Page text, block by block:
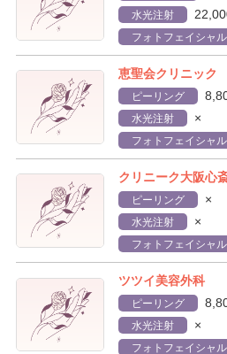
水光注射
フォトフェイシャル
恵聖会クリニック
ピーリング
水光注射 ×
フォトフェイシャル
クリニーク大阪心
ピーリング ×
水光注射 ×
フォトフェイシャル
ツツイ美容外科
ピーリング
水光注射 ×
フォトフェイシャル